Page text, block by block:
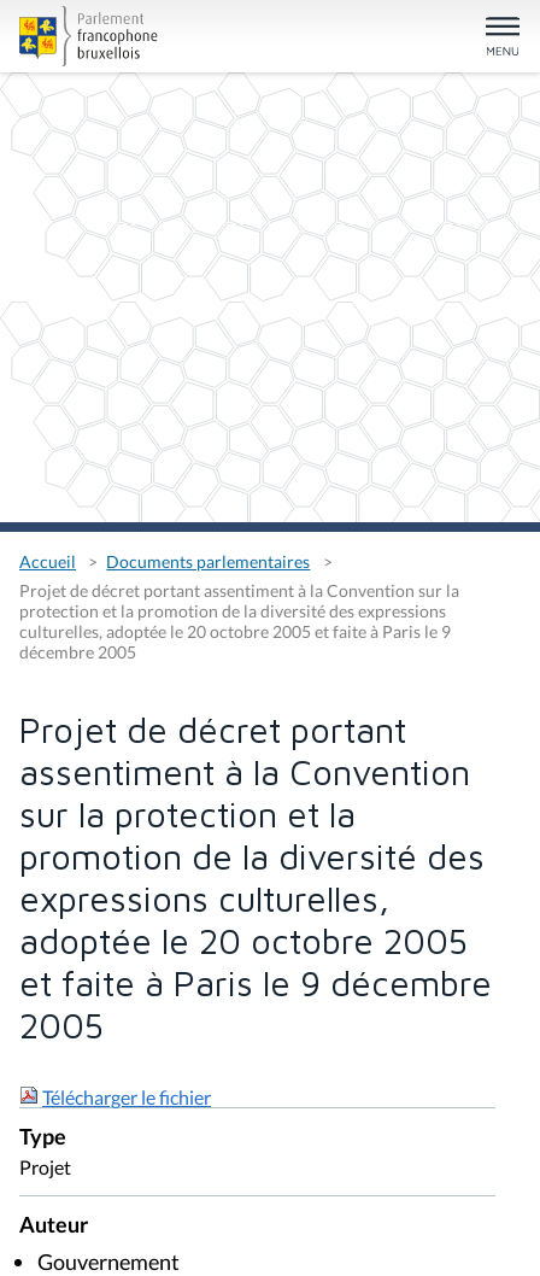
Accueil
Documents parlementaires
Projet de décret portant assentiment à la Convention sur la
protection et la promotion de la diversité des expressions
culturelles, adoptée le 20 octobre 2005 et faite à Paris le 9
décembre 2005
Projet de décret portant
assentiment à la Convention
sur la protection et la
promotion de la diversité des
expressions culturelles,
adoptée le 20 octobre 2005
et faite à Paris le 9 décembre
2005
Télécharger le fichier
Type
Projet
Auteur
Gouvernement